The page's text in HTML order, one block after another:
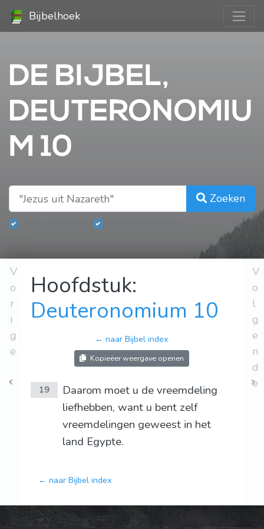
Bijbelhoek
DE BIJBEL,
DEUTERONOMIU
M 10
Zoeken
V
o
r
i
g
e
Hoofdstuk:
Deuteronomium 10
← naar Bijbel index
Kopieëer weergave openen
19
Daarom moet u de vreemdeling
liefhebben, want u bent zelf
vreemdelingen geweest in het
land Egypte.
← naar Bijbel index
V
o
l
g
e
n
d
e